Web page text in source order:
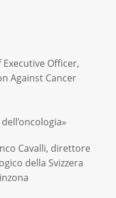
Executive Officer,
Against Cancer
Cavalli, direttore
della Svizzera